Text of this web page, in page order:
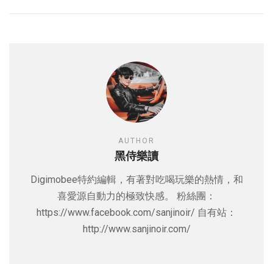
AUTHOR
黑侍樂讀
Digimobee特約編輯，有著對吃喝玩樂的熱情，和
喜愛源自動力的極致快感。 粉絲團：
https://www.facebook.com/sanjinoir/ 自有站：
http://www.sanjinoir.com/